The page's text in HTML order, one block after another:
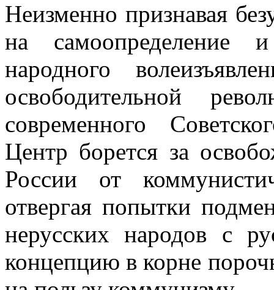
Неизменно признавая
на самоопре­деление
народного
освободительной
современного
Центр борется за
России от
отвергая попытки
нерусских народов с
концепцию в корне